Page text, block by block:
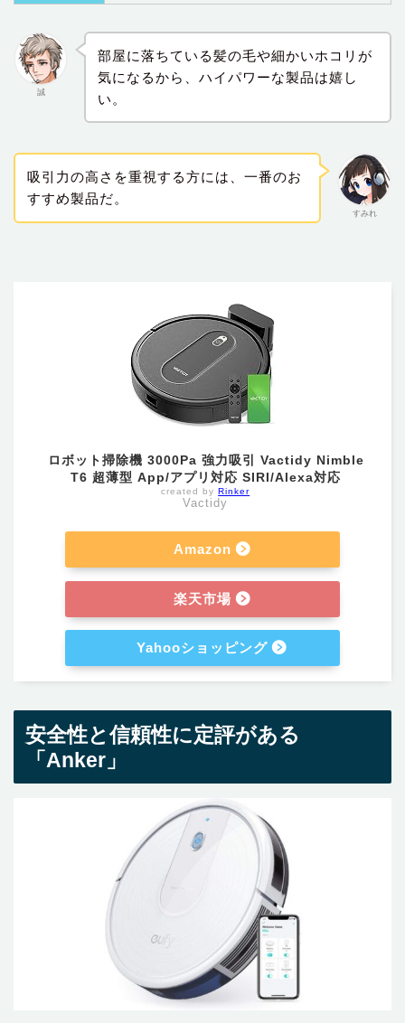
誠
部屋に落ちている髪の毛や細かいホコリが
気になるから、ハイパワーな製品は嬉し
い。
すみれ
吸引力の高さを重視する方には、一番のお
すすめ製品だ。
ロボット掃除機 3000Pa 強力吸引 Vactidy Nimble
T6 超薄型 App/アプリ対応 SIRI/Alexa対応
created byRinker
Vactidy
Amazon
楽天市場
Yahooショッピング
安全性と信頼性に定評がある
「Anker」